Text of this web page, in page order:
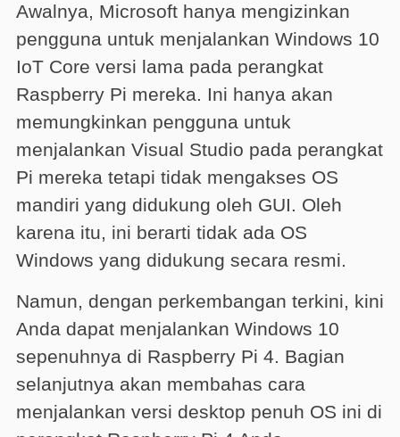
Awalnya, Microsoft hanya mengizinkan
pengguna untuk menjalankan Windows 10
IoT Core versi lama pada perangkat
Raspberry Pi mereka. Ini hanya akan
memungkinkan pengguna untuk
menjalankan Visual Studio pada perangkat
Pi mereka tetapi tidak mengakses OS
mandiri yang didukung oleh GUI. Oleh
karena itu, ini berarti tidak ada OS
Windows yang didukung secara resmi.
Namun, dengan perkembangan terkini, kini
Anda dapat menjalankan Windows 10
sepenuhnya di Raspberry Pi 4. Bagian
selanjutnya akan membahas cara
menjalankan versi desktop penuh OS ini di